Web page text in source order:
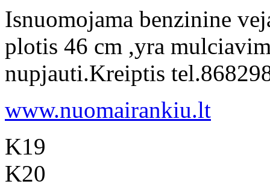
Isnuomojama benzinine
plotis 46 cm ,yra
nupjauti.Kreiptis
www.nuomairankiu.lt
K19
K20